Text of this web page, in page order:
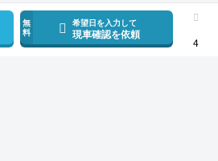
無
料
希望日を入力して
現車確認を依頼
4